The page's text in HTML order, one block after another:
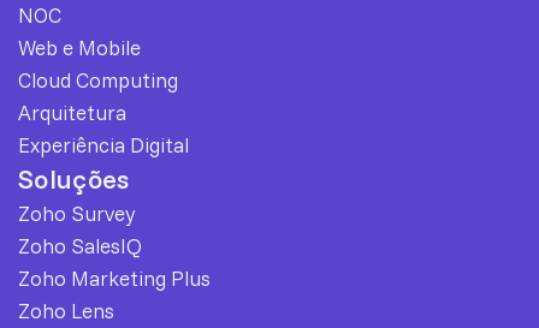
NOC
Web e Mobile
Cloud Computing
Arquitetura
Experiência Digital
Soluções
Zoho Survey
Zoho SalesIQ
Zoho Marketing Plus
Zoho Lens